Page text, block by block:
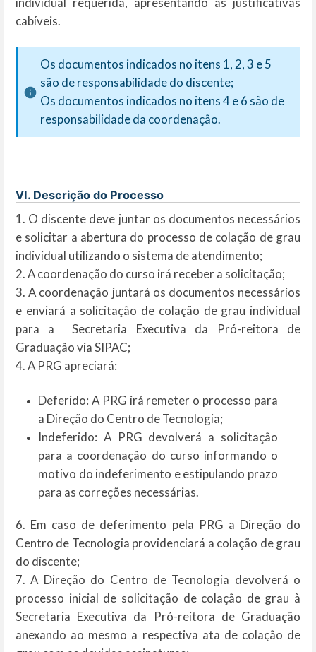
cabíveis.
Os documentos indicados no itens 1, 2, 3 e 5
são de responsabilidade do discente;
Os documentos indicados no itens 4 e 6 são de
responsabilidade da coordenação.
VI. Descrição do Processo
1. O discente deve juntar os documentos necessários
e solicitar a abertura do processo de colação de grau
individual utilizando o sistema de atendimento;
2. A coordenação do curso irá receber a solicitação;
3. A coordenação juntará os documentos necessários
e enviará a solicitação de colação de grau individual
para a Secretaria Executiva da Pró-reitora de
Graduação via SIPAC;
4. A PRG apreciará:
Deferido: A PRG irá remeter o processo para
a Direção do Centro de Tecnologia;
Indeferido: A PRG devolverá a solicitação
para a coordenação do curso informando o
motivo do indeferimento e estipulando prazo
para as correções necessárias.
6. Em caso de deferimento pela PRG a Direção do
Centro de Tecnologia providenciará a colação de grau
do discente;
7. A Direção do Centro de Tecnologia devolverá o
processo inicial de solicitação de colação de grau à
Secretaria Executiva da Pró-reitora de Graduação
anexando ao mesmo a respectiva ata de colação de